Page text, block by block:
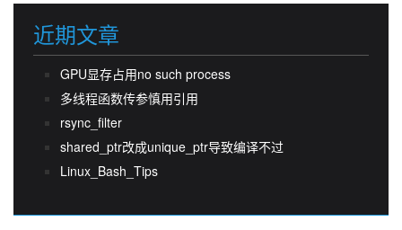
近期文章
GPU显存占用no such process
多线程函数传参慎用引用
rsync_filter
shared_ptr改成unique_ptr导致编译不过
Linux_Bash_Tips